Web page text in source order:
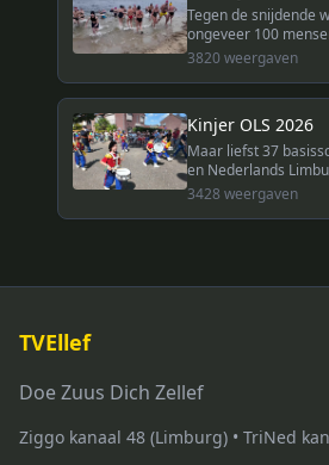
Tegen de snijdende
ongeveer 100
van De Weerd in
nieuwjaarsduik in
3820 weergaven
Kinjer OLS 2026
Maar liefst 37
en Nederlands
ornaat naar Melick
Kinjer-OLS 2026.
3428 weergaven
TVEllef
Doe Zuus Dich Zellef
Ziggo kanaal 48 (Limburg) • TriNed